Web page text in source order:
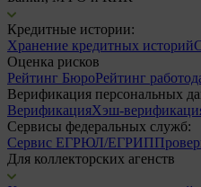
Кредитные истории:
Хранение кредитных историй
Оценка рисков
Рейтинг БюроРейтинг
Верификация персональных
ВерификацияХэш-
Сервисы федеральных служб:
Сервис ЕГРЮЛ/ЕГРИП
Для коллекторских агенств